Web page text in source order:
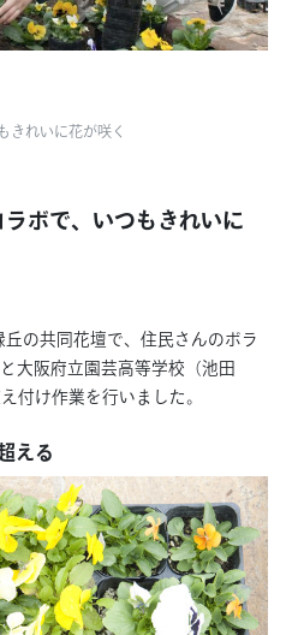
載
一覧
きれいに花が咲く
ボで、いつもきれいに
丘の共同花壇で、住民さんのボラ
大阪府立園芸高等学校（池田
付け作業を行いました。
える